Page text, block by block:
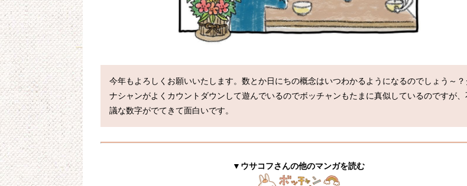
今年もよろしくお願いいたします。数とか日にちの概念はいつわかるようになるのでしょう～？
ナシャンがよくカウントダウンして遊んでいるのでボッチャンもたまに真似しているのですが、
議な数字がでてきて面白いです。
▼ウサコフさんの他のマンガを読む